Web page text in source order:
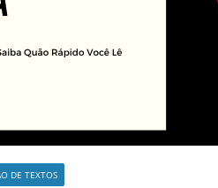
DE TEXTOS